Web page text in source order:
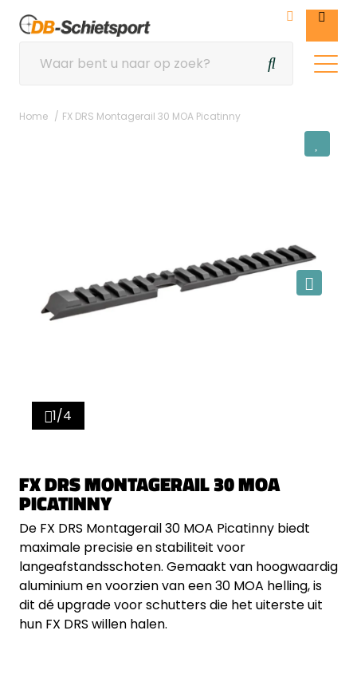
Home FX DRS Montagerail 30 MOA Picatinny
1/4
FX DRS MONTAGERAIL 30 MOA
PICATINNY
De FX DRS Montagerail 30 MOA Picatinny biedt
maximale precisie en stabiliteit voor
langeafstandsschoten. Gemaakt van hoogwaardig
aluminium en voorzien van een 30 MOA helling, is
dit dé upgrade voor schutters die het uiterste uit
hun FX DRS willen halen.